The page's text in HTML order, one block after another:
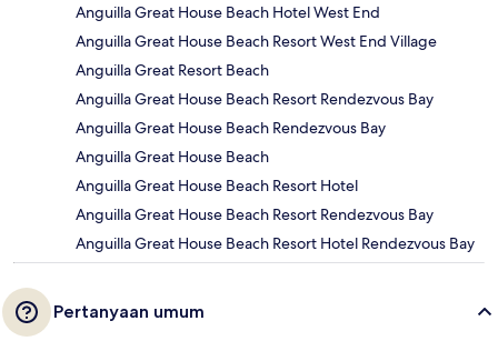
Anguilla Great House Beach Hotel West End
Anguilla Great House Beach Resort West End Village
Anguilla Great Resort Beach
Anguilla Great House Beach Resort Rendezvous Bay
Anguilla Great House Beach Rendezvous Bay
Anguilla Great House Beach
Anguilla Great House Beach Resort Hotel
Anguilla Great House Beach Resort Rendezvous Bay
Anguilla Great House Beach Resort Hotel Rendezvous Bay
Pertanyaan umum